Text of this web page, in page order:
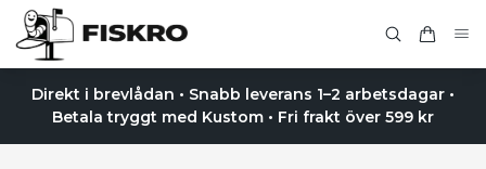
Direkt i brevlådan • Snabb leverans 1–2 arbetsdagar •
Betala tryggt med Kustom • Fri frakt över 599 kr